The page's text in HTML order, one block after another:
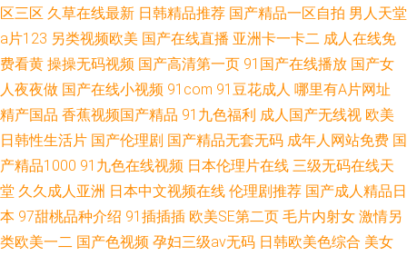
区三区 久草在线最新 日韩精品推荐 国产精品一区自拍 男人天堂
a片123 另类视频欧美 国产在线直播 亚洲卡一卡二 成人在线免
费看黄 操操无码视频 国产高清第一页 91国产在线播放 国产女
人夜夜做 国产在线小视频 91com 91豆花成人 哪里有A片网址
精产国品 香蕉视频国产精品 91九色福利 成人国产无线视 欧美
日韩性生活片 国产伦理剧 国产精品无套无码 成年人网站免费 国
产精品1000 91九色在线视频 日本伦理片在线 三级无码在线天
堂 久久成人亚洲 日本中文视频在线 伦理剧推荐 国产成人精品日
本 97甜桃品种介绍 91插插插 欧美SE第二页 毛片内射女 激情另
类欧美一二 国产色视频 孕妇三级av无码 日韩欧美色综合 美女